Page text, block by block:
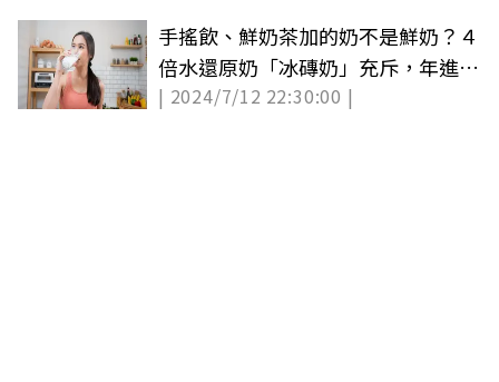
手搖飲、鮮奶茶加的奶不是鮮奶？４
倍水還原奶「冰磚奶」充斥，年進口
破14億
| 2024/7/12 22:30:00 |